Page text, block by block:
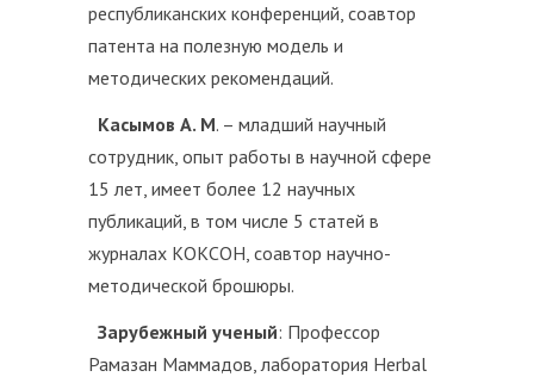
республиканских конференций, соавтор
патента на полезную модель и
методических рекомендаций.
Касымов А. М. – младший научный
сотрудник, опыт работы в научной сфере
15 лет, имеет более 12 научных
публикаций, в том числе 5 статей в
журналах КОКСОН, соавтор научно-
методической брошюры.
Зарубежный ученый: Профессор
Рамазан Маммадов, лаборатория Herbal